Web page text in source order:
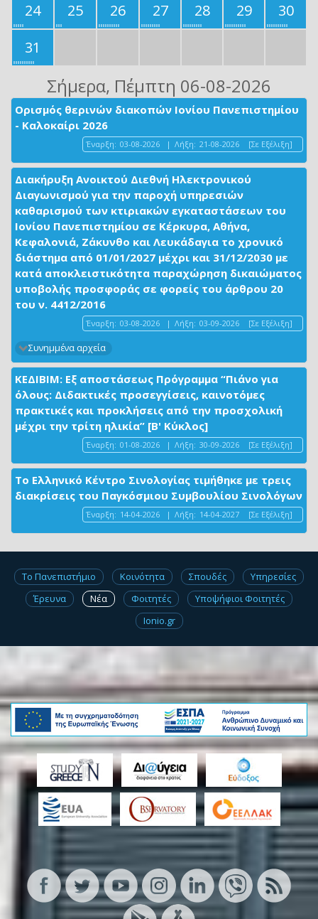
24
25 26 27 28 29
30
31
Σήμερα, Πέμπτη 06-08-2026
Ορισμός θερινών διακοπών Ιονίου Πανεπιστημίου
- Καλοκαίρι 2026
Έναρξη: 03-08-2026 | Λήξη: 21-08-2026 [Σε Εξέλιξη]
Διακήρυξη Ανοικτού Διεθνή Ηλεκτρονικού
Διαγωνισμού για την παροχή υπηρεσιών
καθαρισμού των κτιριακών εγκαταστάσεων του
Ιονίου Πανεπιστημίου σε Κέρκυρα, Αθήνα,
Κεφαλονιά, Ζάκυνθο και Λευκάδαγια το χρονικό
διάστημα από 01/01/2027 μέχρι και 31/12/2030 με
κατά αποκλειστικότητα παραχώρηση δικαιώματος
υποβολής προσφοράς σε φορείς του άρθρου 20
του ν. 4412/2016
Έναρξη: 03-08-2026 | Λήξη: 03-09-2026 [Σε Εξέλιξη]
Συνημμένα αρχεία
ΚΕΔΙΒΙΜ: Εξ αποστάσεως Πρόγραμμα “Πιάνο για
όλους: Διδακτικές προσεγγίσεις, καινοτόμες
πρακτικές και προκλήσεις από την προσχολική
μέχρι την τρίτη ηλικία” [Β' Κύκλος]
Έναρξη: 01-08-2026 | Λήξη: 30-09-2026 [Σε Εξέλιξη]
Το Ελληνικό Κέντρο Σινολογίας τιμήθηκε με τρεις
διακρίσεις του Παγκόσμιου Συμβουλίου Σινολόγων
Έναρξη: 14-04-2026 | Λήξη: 14-04-2027 [Σε Εξέλιξη]
Το Πανεπιστήμιο Κοινότητα Σπουδές
Υπηρεσίες
Έρευνα
Νέα Φοιτητές
Υποψήφιοι Φοιτητές
Ionio.gr